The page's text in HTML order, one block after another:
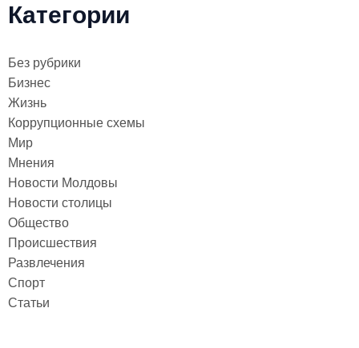
Категории
Без рубрики
Бизнес
Жизнь
Коррупционные схемы
Мир
Мнения
Новости Молдовы
Новости столицы
Общество
Происшествия
Развлечения
Спорт
Статьи